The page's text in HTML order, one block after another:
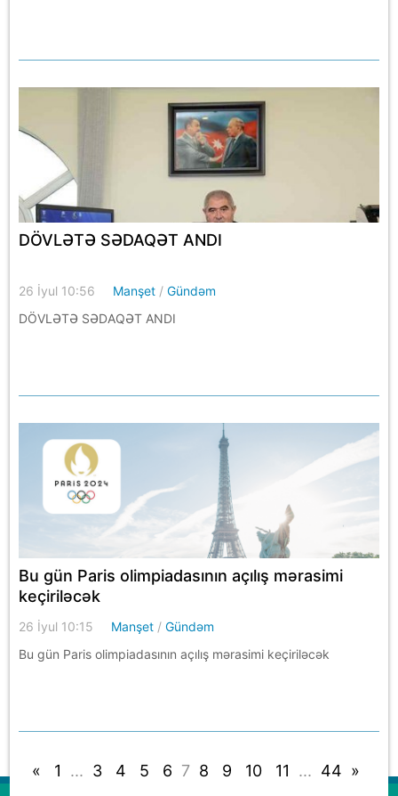
DÖVLƏTƏ SƏDAQƏT ANDI
26 İyul 10:56 Manşet /Gündəm
DÖVLƏTƏ SƏDAQƏT ANDI
Bu gün Paris olimpiadasının açılış mərasimi
keçiriləcək
26 İyul 10:15 Manşet /Gündəm
Bu gün Paris olimpiadasının açılış mərasimi keçiriləcək
« 1 ... 3 4 5 6 7 8 9 10 11 ... 44 »